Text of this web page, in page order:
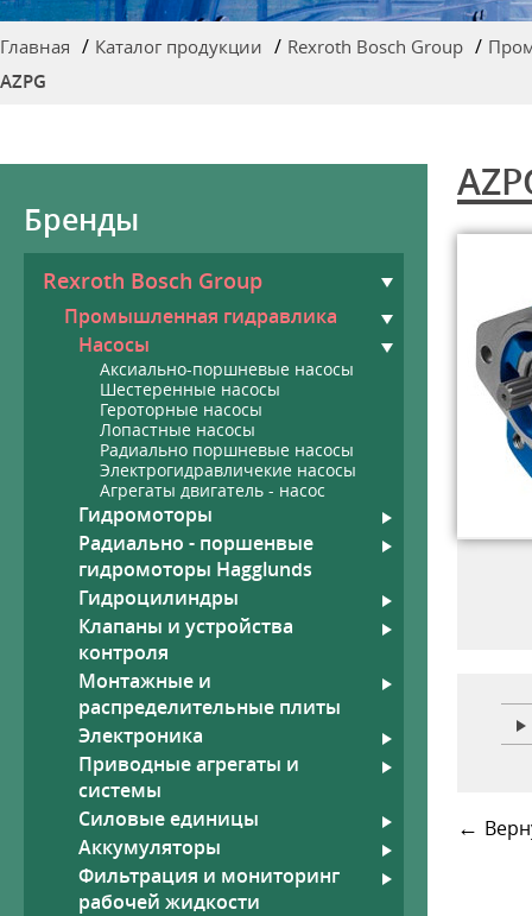
Шланги высокого давления,
фитинги
Высокотемпературные рукава
со стекловолоконным
покрытием
Главная Каталог продукции Rexroth Bosch Group
AZPG
Бренды
Rexroth Bosch Group
Промышленная гидравлика
Насосы
Аксиально-поршневые насосы
Шестеренные насосы
Героторные насосы
Лопастные насосы
Радиально поршневые насосы
Электрогидравличекие насосы
Агрегаты двигатель - насос
Гидромоторы
Радиально - поршенвые
гидромоторы Hagglunds
Гидроцилиндры
Клапаны и устройства
контроля
Монтажные и
распределительные плиты
Электроника
Приводные агрегаты и
системы
Силовые единицы
Аккумуляторы
Фильтрация и мониторинг
рабочей жидкости
←